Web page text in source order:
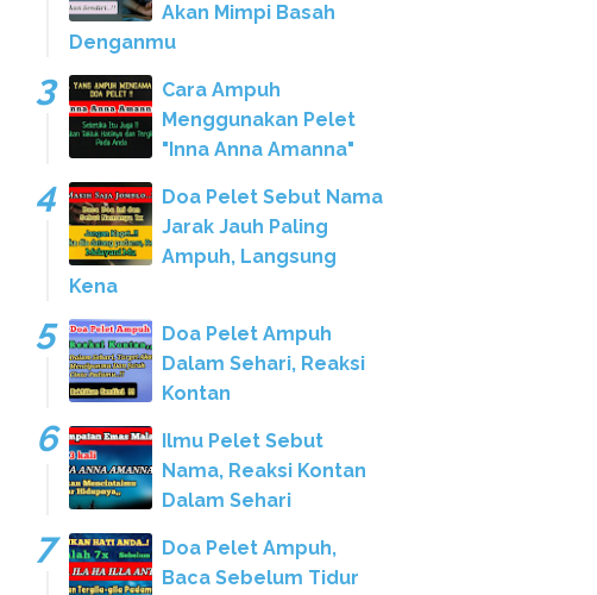
Akan Mimpi Basah
Denganmu
Cara Ampuh
Menggunakan Pelet
"Inna Anna Amanna"
Doa Pelet Sebut Nama
Jarak Jauh Paling
Ampuh, Langsung
Kena
Doa Pelet Ampuh
Dalam Sehari, Reaksi
Kontan
Ilmu Pelet Sebut
Nama, Reaksi Kontan
Dalam Sehari
Doa Pelet Ampuh,
Baca Sebelum Tidur